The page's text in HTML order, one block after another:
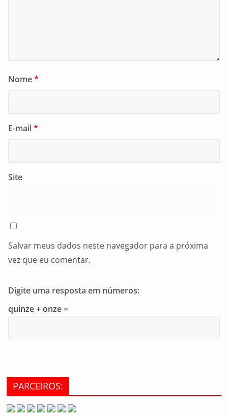
Nome*
E-mail*
Site
Salvar meus dados neste navegador para a próxima
vez que eu comentar.
Digite uma resposta em números:
quinze + onze =
PARCEIROS: